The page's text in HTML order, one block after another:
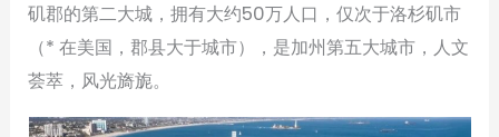
矶郡的第二大城，拥有大约50万人口，仅次于洛杉矶市
（* 在美国，郡县大于城市），是加州第五大城市，人文
荟萃，风光旖旎。